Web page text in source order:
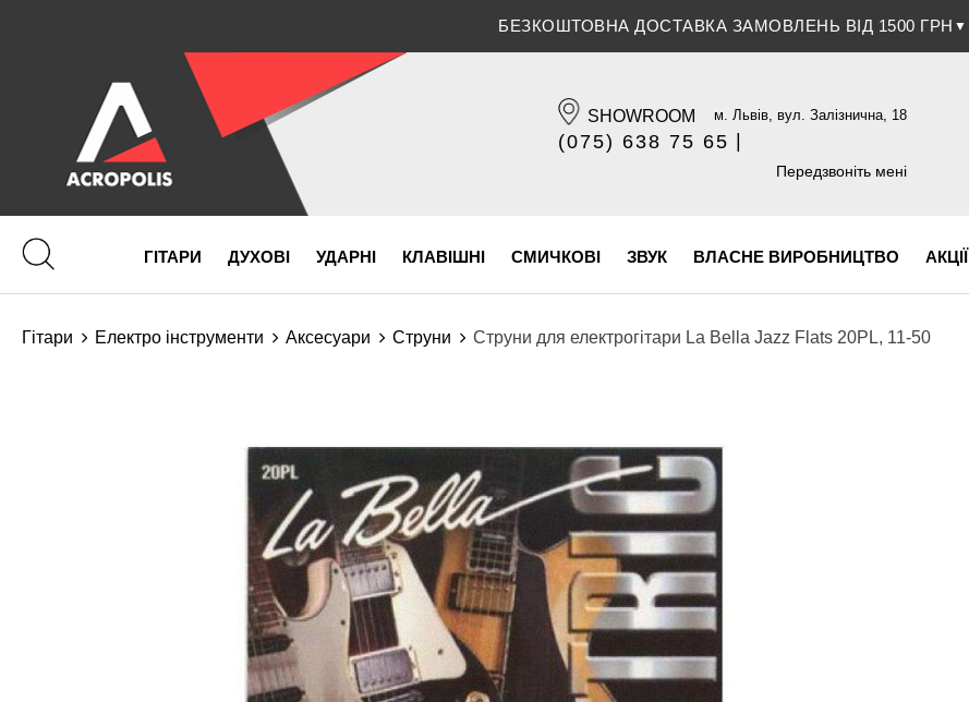
ЗНИЖКА 5% ПРИ ОПЛАТІ БАНКІВСЬКОЮ КАРТКОЮ▼
SHOWROOM м. Львів, вул. Залізнична, 18
(075) 638 75 65
(096) 609 84 32
Передзвоніть мені
ГІТАРИ ДУХОВІ УДАРНІ КЛАВІШНІ СМИЧКОВІ ЗВУК ВЛАСНЕ ВИРОБНИЦТВО АКЦІЇ
Гітари Електро інструменти Аксесуари Струни Струни для електрогітари La Bella Jazz Flats 20PL, 11-50